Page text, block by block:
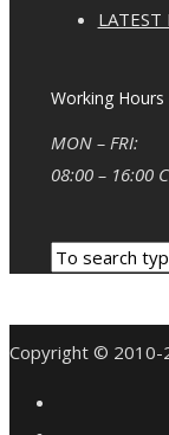
LATEST
Working Hours
MON – FRI:
08:00 – 16:00
Copyright © 2010-